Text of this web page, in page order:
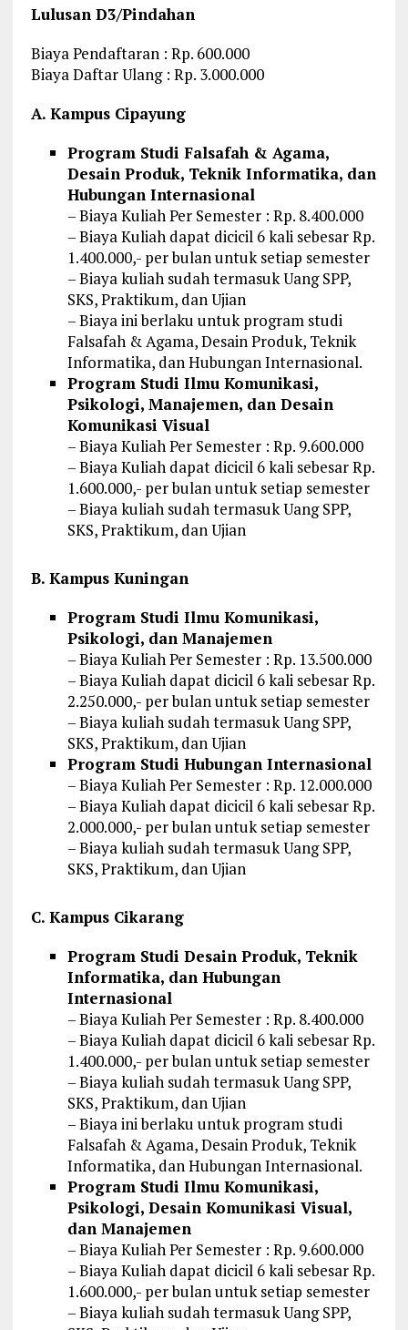
Lulusan D3/Pindahan
Biaya Pendaftaran : Rp. 600.000
Biaya Daftar Ulang : Rp. 3.000.000
A. Kampus Cipayung
Program Studi Falsafah & Agama,
Desain Produk, Teknik Informatika, dan
Hubungan Internasional
– Biaya Kuliah Per Semester : Rp. 8.400.000
– Biaya Kuliah dapat dicicil 6 kali sebesar Rp.
1.400.000,- per bulan untuk setiap semester
– Biaya kuliah sudah termasuk Uang SPP,
SKS, Praktikum, dan Ujian
– Biaya ini berlaku untuk program studi
Falsafah & Agama, Desain Produk, Teknik
Informatika, dan Hubungan Internasional.
Program Studi Ilmu Komunikasi,
Psikologi, Manajemen, dan Desain
Komunikasi Visual
– Biaya Kuliah Per Semester : Rp. 9.600.000
– Biaya Kuliah dapat dicicil 6 kali sebesar Rp.
1.600.000,- per bulan untuk setiap semester
– Biaya kuliah sudah termasuk Uang SPP,
SKS, Praktikum, dan Ujian
B. Kampus Kuningan
Program Studi Ilmu Komunikasi,
Psikologi, dan Manajemen
– Biaya Kuliah Per Semester : Rp. 13.500.000
– Biaya Kuliah dapat dicicil 6 kali sebesar Rp.
2.250.000,- per bulan untuk setiap semester
– Biaya kuliah sudah termasuk Uang SPP,
SKS, Praktikum, dan Ujian
Program Studi Hubungan Internasional
– Biaya Kuliah Per Semester : Rp. 12.000.000
– Biaya Kuliah dapat dicicil 6 kali sebesar Rp.
2.000.000,- per bulan untuk setiap semester
– Biaya kuliah sudah termasuk Uang SPP,
SKS, Praktikum, dan Ujian
C. Kampus Cikarang
Program Studi Desain Produk, Teknik
Informatika, dan Hubungan
Internasional
– Biaya Kuliah Per Semester : Rp. 8.400.000
– Biaya Kuliah dapat dicicil 6 kali sebesar Rp.
1.400.000,- per bulan untuk setiap semester
– Biaya kuliah sudah termasuk Uang SPP,
SKS, Praktikum, dan Ujian
– Biaya ini berlaku untuk program studi
Falsafah & Agama, Desain Produk, Teknik
Informatika, dan Hubungan Internasional.
Program Studi Ilmu Komunikasi,
Psikologi, Desain Komunikasi Visual,
dan Manajemen
– Biaya Kuliah Per Semester : Rp. 9.600.000
– Biaya Kuliah dapat dicicil 6 kali sebesar Rp.
1.600.000,- per bulan untuk setiap semester
– Biaya kuliah sudah termasuk Uang SPP,